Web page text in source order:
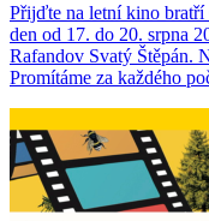
Přijďte na letní kino
den od 17. do 20. srpna
Rafandov Svatý Štěpán.
Promítáme za každého